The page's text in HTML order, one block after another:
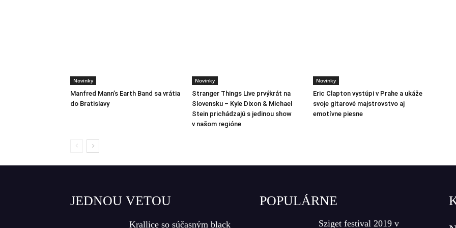
Novinky
Manfred Mann’s Earth Band sa vrátia
do Bratislavy
Novinky
Stranger Things Live prvýkrát na
Slovensku – Kyle Dixon & Michael
Stein prichádzajú s jedinou show
v našom regióne
Novinky
Eric Clapton vystúpi v Prahe a ukáže
svoje gitarové majstrovstvo aj
emotívne piesne
JEDNOU VETOU
Krallice so súčasným black
POPULÁRNE
Sziget festival 2019 v